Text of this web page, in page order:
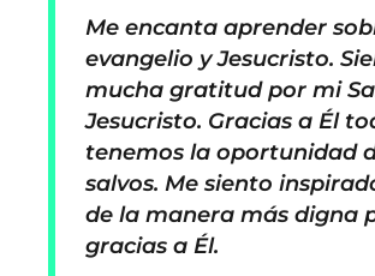
Me encanta aprender
evangelio y Jesucristo.
mucha gratitud por mi
Jesucristo. Gracias a Él
tenemos la oportunidad
salvos. Me siento
de la manera más digna
gracias a Él.